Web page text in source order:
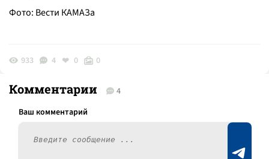
Фото: Вести КАМАЗа
933 4 0 0
Комментарии 4